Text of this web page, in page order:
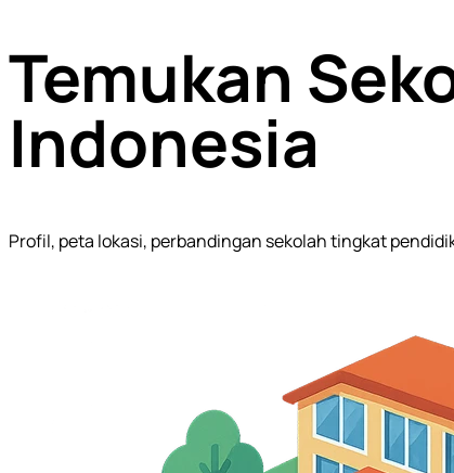
Temukan
Indonesia
Profil, peta lokasi, perbandingan sekolah tingkat